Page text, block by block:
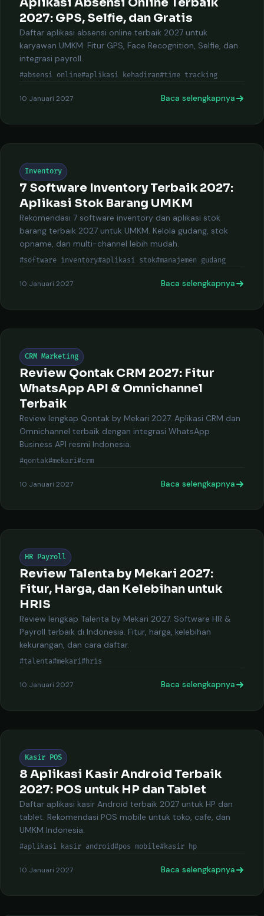
2027: GPS, Selfie, dan Gratis
Daftar aplikasi absensi online terbaik 2027 untuk
karyawan UMKM. Fitur GPS, Face Recognition, Selfie, dan
integrasi payroll.
#absensi online#aplikasi kehadiran#time tracking
10 Januari 2027 Baca selengkapnya
Inventory
7 Software Inventory Terbaik 2027:
Aplikasi Stok Barang UMKM
Rekomendasi 7 software inventory dan aplikasi stok
barang terbaik 2027 untuk UMKM. Kelola gudang, stok
opname, dan multi-channel lebih mudah.
#software inventory#aplikasi stok#manajemen gudang
10 Januari 2027 Baca selengkapnya
CRM Marketing
Review Qontak CRM 2027: Fitur
WhatsApp API & Omnichannel
Terbaik
Review lengkap Qontak by Mekari 2027. Aplikasi CRM dan
Omnichannel terbaik dengan integrasi WhatsApp
Business API resmi Indonesia.
#qontak#mekari#crm
10 Januari 2027 Baca selengkapnya
HR Payroll
Review Talenta by Mekari 2027:
Fitur, Harga, dan Kelebihan untuk
HRIS
Review lengkap Talenta by Mekari 2027. Software HR &
Payroll terbaik di Indonesia. Fitur, harga, kelebihan
kekurangan, dan cara daftar.
#talenta#mekari#hris
10 Januari 2027 Baca selengkapnya
Kasir POS
8 Aplikasi Kasir Android Terbaik
2027: POS untuk HP dan Tablet
Daftar aplikasi kasir Android terbaik 2027 untuk HP dan
tablet. Rekomendasi POS mobile untuk toko, cafe, dan
UMKM Indonesia.
#aplikasi kasir android#pos mobile#kasir hp
10 Januari 2027 Baca selengkapnya